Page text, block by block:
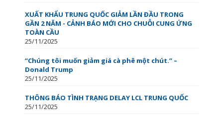
XUẤT KHẨU TRUNG QUỐC GIẢM LẦN ĐẦU TRONG
GẦN 2 NĂM - CẢNH BÁO MỚI CHO CHUỖI CUNG ỨNG
TOÀN CẦU
25/11/2025
“Chúng tôi muốn giảm giá cà phê một chút.” –
Donald Trump
25/11/2025
THÔNG BÁO TÌNH TRẠNG DELAY LCL TRUNG QUỐC
25/11/2025